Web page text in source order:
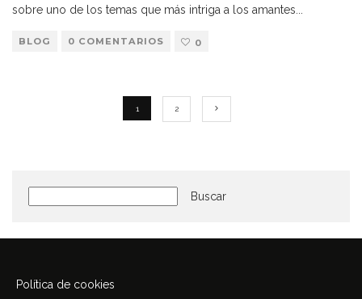
sobre uno de los temas que más intriga a los amantes...
BLOG 0 COMENTARIOS 0
1 2
Buscar
Política de cookies